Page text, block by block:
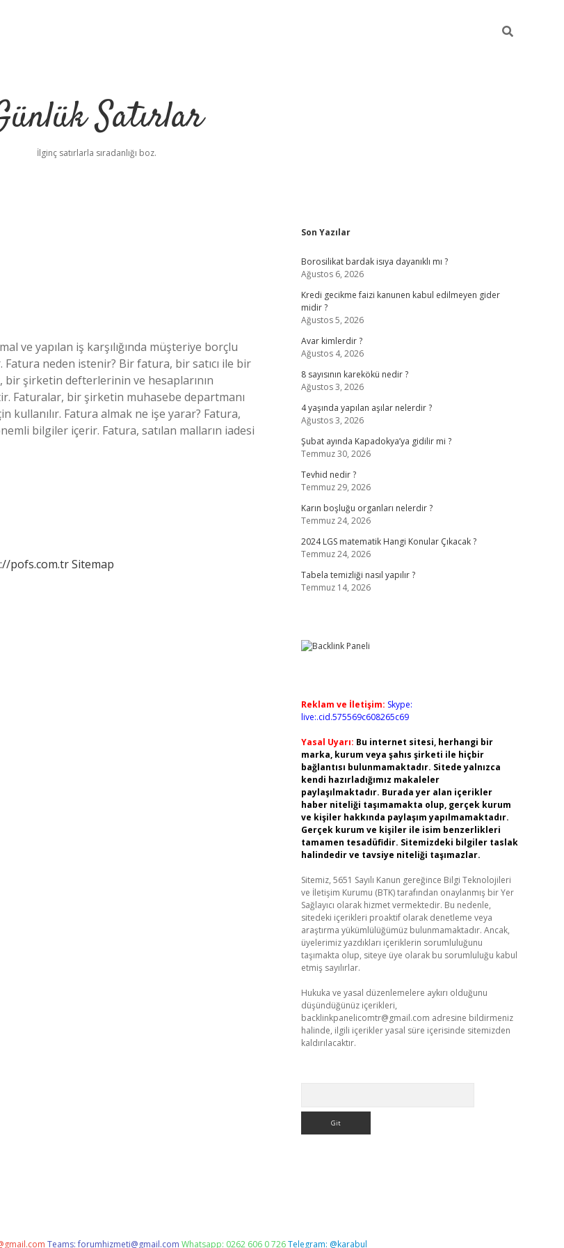
Satırlar
İlginç satırlarla sıradanlığı boz.
ve yapılan iş karşılığında müşteriye borçlu
neden istenir? Bir fatura, bir satıcı ile bir
bir şirketin defterlerinin ve hesaplarının
Faturalar, bir şirketin muhasebe departmanı
kullanılır. Fatura almak ne işe yarar? Fatura,
bilgiler içerir. Fatura, satılan malların iadesi
pofs.com.trSitemap
Sidebar
Son Yazılar
Borosilikat bardak isıya dayanıklı mı ?
Ağustos 6, 2026
Kredi gecikme faizi kanunen kabul edilmeyen gider
midir ?
Ağustos 5, 2026
Avar kimlerdir ?
Ağustos 4, 2026
8 sayısının karekökü nedir ?
Ağustos 3, 2026
4 yaşında yapılan aşılar nelerdir ?
Ağustos 3, 2026
Şubat ayında Kapadokya’ya gidilir mi ?
Temmuz 30, 2026
Tevhid nedir ?
Temmuz 29, 2026
Karın boşluğu organları nelerdir ?
Temmuz 24, 2026
2024 LGS matematik Hangi Konular Çıkacak ?
Temmuz 24, 2026
Tabela temizliği nasıl yapılır ?
Temmuz 14, 2026
Reklam ve İletişim: Skype:
live:.cid.575569c608265c69
Yasal Uyarı: Bu internet sitesi, herhangi bir
marka, kurum veya şahıs şirketi ile hiçbir
bağlantısı bulunmamaktadır. Sitede yalnızca
kendi hazırladığımız makaleler
paylaşılmaktadır. Burada yer alan içerikler
haber niteliği taşımamakta olup, gerçek kurum
ve kişiler hakkında paylaşım yapılmamaktadır.
Gerçek kurum ve kişiler ile isim benzerlikleri
tamamen tesadüfidir. Sitemizdeki bilgiler taslak
halindedir ve tavsiye niteliği taşımazlar.
Sitemiz, 5651 Sayılı Kanun gereğince Bilgi Teknolojileri
ve İletişim Kurumu (BTK) tarafından onaylanmış bir Yer
Sağlayıcı olarak hizmet vermektedir. Bu nedenle,
sitedeki içerikleri proaktif olarak denetleme veya
araştırma yükümlülüğümüz bulunmamaktadır. Ancak,
üyelerimiz yazdıkları içeriklerin sorumluluğunu
taşımakta olup, siteye üye olarak bu sorumluluğu kabul
etmiş sayılırlar.
Hukuka ve yasal düzenlemelere aykırı olduğunu
düşündüğünüz içerikleri,
backlinkpanelicomtr@gmail.com adresine bildirmeniz
halinde, ilgili içerikler yasal süre içerisinde sitemizden
kaldırılacaktır.
Teams:forumhizmeti@gmail.com Whatsapp: 0262 606 0 726Telegram: @karabul